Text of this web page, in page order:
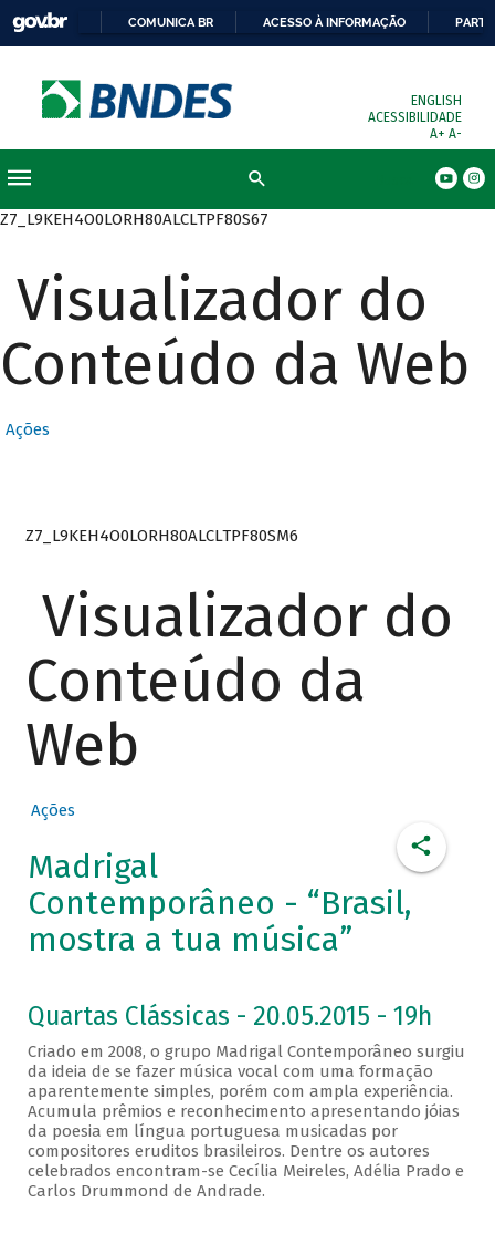
COMUNICA BR ACESSO À INFORMAÇÃO
ENGLISH
ACESSIBILIDADE
A+ A-
Z7_L9KEH4O0LORH80ALCLTPF80S67
Visualizador do
Conteúdo da Web
Ações
Z7_L9KEH4O0LORH80ALCLTPF80SM6
Visualizador do
Conteúdo da
Web
Ações
Madrigal
Contemporâneo - “Brasil,
mostra a tua música”
Quartas Clássicas - 20.05.2015 - 19h
Criado em 2008, o grupo Madrigal Contemporâneo surgiu
da ideia de se fazer música vocal com uma formação
aparentemente simples, porém com ampla experiência.
Acumula prêmios e reconhecimento apresentando jóias
da poesia em língua portuguesa musicadas por
compositores eruditos brasileiros. Dentre os autores
celebrados encontram-se Cecília Meireles, Adélia Prado e
Carlos Drummond de Andrade.